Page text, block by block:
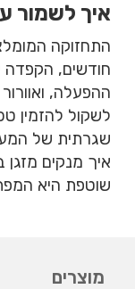
איך לשמור
התחזוקה
חודשים, הקפדה
ההפעלה,
לשקול להזמין
שגרתית של
איך מנקים
שוטפת היא
מוצרים